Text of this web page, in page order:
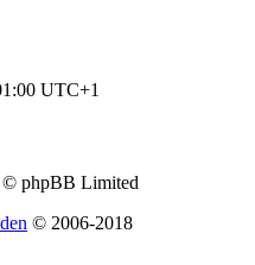
UTC+1
phpBB Limited
© 2006-2018